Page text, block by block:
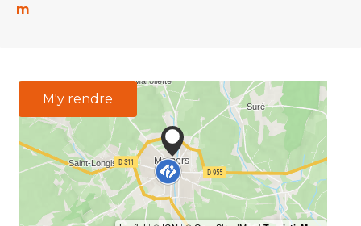
m
M'y rendre